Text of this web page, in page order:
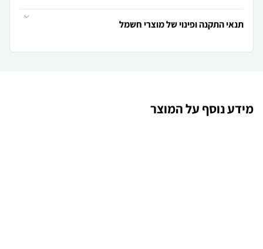
תנאי התקנה ופינוי של מוצרי חשמל
מידע נוסף על המוצר